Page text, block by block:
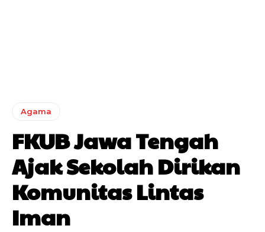
Agama
FKUB Jawa Tengah
Ajak Sekolah Dirikan
Komunitas Lintas
Iman